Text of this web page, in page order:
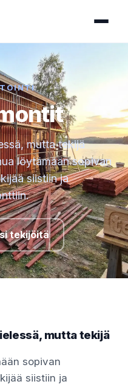
mutta tekijä
löytämään sopivan
siistiin ja
tekijöitä
mutta tekijä
sopivan
siistiin ja